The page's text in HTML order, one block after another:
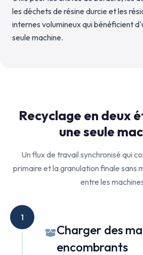
les déchets de résine durcie et les
internes volumineux qui bénéficient
seule machine.
Recyclage en deux
une seule
Un flux de travail synchronisé qui
primaire et la granulation finale sans
entre les
1
Charger des
encombrants